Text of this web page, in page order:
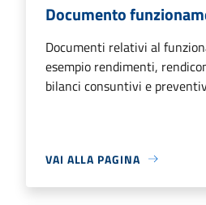
Documento
Documenti relativi al
esempio rendimenti,
bilanci consuntivi e
VAI ALLA PAGINA